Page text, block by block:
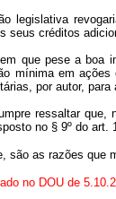
legislativa
seus créditos
que pese a boa
mínima em
por autor,
ressaltar que,
no § 9º do art.
são as razões que
no DOU de